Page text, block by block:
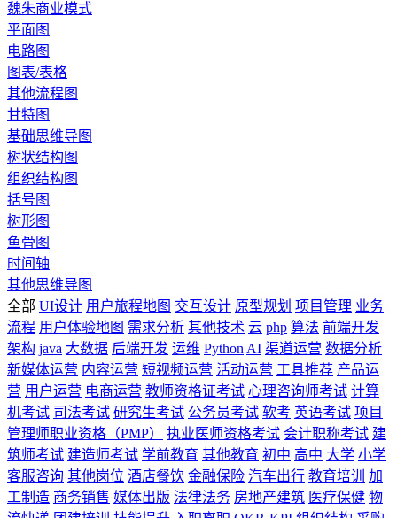
魏朱商业模式
平面图
电路图
图表/表格
其他流程图
甘特图
基础思维导图
树状结构图
组织结构图
括号图
树形图
鱼骨图
时间轴
其他思维导图
全部 UI设计 用户旅程地图 交互设计 原型规划 项目管理 业务
流程 用户体验地图 需求分析 其他技术 云 php 算法 前端开发
架构 java 大数据 后端开发 运维 Python AI 渠道运营 数据分析
新媒体运营 内容运营 短视频运营 活动运营 工具推荐 产品运
营 用户运营 电商运营 教师资格证考试 心理咨询师考试 计算
机考试 司法考试 研究生考试 公务员考试 软考 英语考试 项目
管理师职业资格（PMP）
执业医师资格考试 会计职称考试 建
筑师考试 建造师考试 学前教育 其他教育 初中 高中 大学 小学
客服咨询 其他岗位 酒店餐饮 金融保险 汽车出行 教育培训
加
工制造 商务销售 媒体出版 法律法务 房地产建筑 医疗保健 物